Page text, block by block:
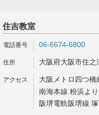
住吉教室
06-6674-6800
大阪府大阪市住
大阪メトロ四つ
南海本線 粉浜よ
阪堺電軌阪堺線